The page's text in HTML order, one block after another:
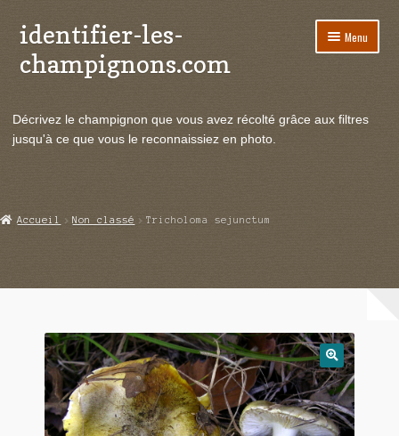
Aller
à
la
Aller
au
contenu
identifier-les-
champignons.com
Menu
le
Actualités
Echanges et contacts
Décrivez le champignon que vous avez récolté grâce aux filtres
jusqu'à ce que vous le reconnaissiez en photo.
Accueil Non classé Tricholoma sejunctum